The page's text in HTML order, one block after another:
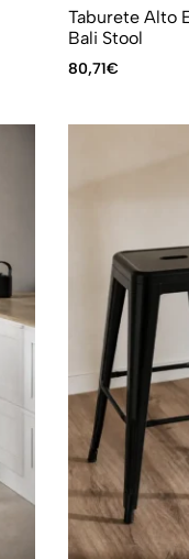
Taburete Alto
Bali Stool
80,71€